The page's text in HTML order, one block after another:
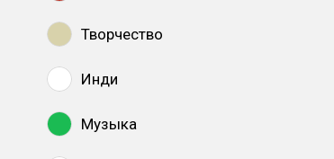
Творчество
Инди
Музыка